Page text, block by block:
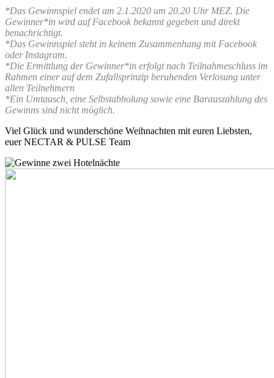
*Das Gewinnspiel endet am 2.1.2020 um 20.20 Uhr MEZ. Die
Gewinner*in wird auf Facebook bekannt gegeben und direkt
benachrichtigt.
*Das Gewinnspiel steht in keinem Zusammenhang mit Facebook
oder Instagram.
*Die Ermittlung der Gewinner*in erfolgt nach Teilnahmeschluss im
Rahmen einer auf dem Zufallsprinzip beruhenden Verlosung unter
allen Teilnehmern
*Ein Umtausch, eine Selbstabholung sowie eine Barauszahlung des
Gewinns sind nicht möglich.
Viel Glück und wunderschöne Weihnachten mit euren Liebsten,
euer NECTAR & PULSE Team